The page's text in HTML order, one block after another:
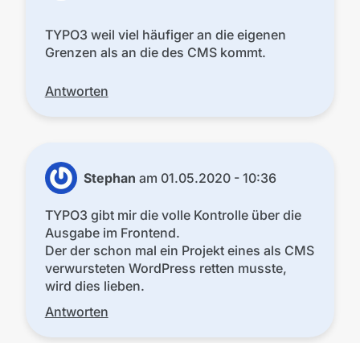
TYPO3 weil viel häufiger an die eigenen
Grenzen als an die des CMS kommt.
Antworten
Stephan am 01.05.2020 - 10:36
TYPO3 gibt mir die volle Kontrolle über die
Ausgabe im Frontend.
Der der schon mal ein Projekt eines als CMS
verwursteten WordPress retten musste,
wird dies lieben.
Antworten